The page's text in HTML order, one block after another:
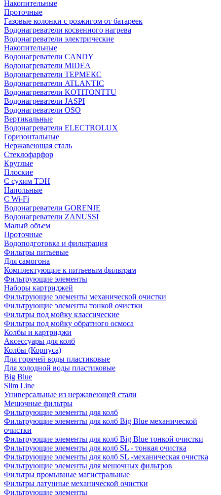
Накопительные
Проточные
Газовые колонки с розжигом от батареек
Водонагреватели косвенного нагрева
Водонагреватели электрические
Накопительные
Водонагреватели CANDY
Водонагреватели MIDEA
Водонагреватели ТЕРМЕКС
Водонагреватели ATLANTIC
Водонагреватели KOTITONTTU
Водонагреватели JASPI
Водонагреватели OSO
Вертикальные
Водонагреватели ELECTROLUX
Горизонтальные
Нержавеющая сталь
Стеклофарфор
Круглые
Плоские
С сухим ТЭН
Напольные
С Wi-Fi
Водонагреватели GORENJE
Водонагреватели ZANUSSI
Малый объем
Проточные
Водоподготовка и фильтрация
Фильтры питьевые
Для самогона
Комплектующие к питьевым фильтрам
Фильтрующие элементы
Наборы картриджей
Фильтрующие элементы механической очистки
Фильтрующие элементы тонкой очистки
Фильтры под мойку классические
Фильтры под мойку обратного осмоса
Колбы и картриджи
Аксессуары для колб
Колбы (Корпуса)
Для горячей воды пластиковые
Для холодной воды пластиковые
Big Blue
Slim Line
Универсальные из нержавеющей стали
Мешочные фильтры
Фильтрующие элементы для колб
Фильтрующие элементы для колб Big Blue механической
очистки
Фильтрующие элементы для колб Big Blue тонкой очистки
Фильтрующие элементы для колб SL - тонкая очистка
Фильтрующие элементы для колб SL -механическая очистка
Фильтрующие элементы для мешочных фильтров
Фильтры промывные магистральные
Фильтры латунные механической очистки
Фильтрующие элементы